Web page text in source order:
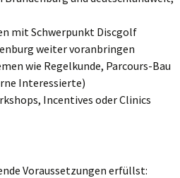
mit Schwer­punkt Discgolf
wei­ter voranbringen
wie Regel­kun­de, Par­cours-Bau
Interessierte)
Incen­ti­ves oder Clinics
Vor­aus­set­zun­gen erfüllst: